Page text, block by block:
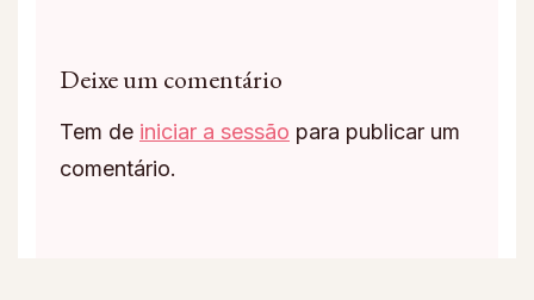
Deixe um comentário
Tem de iniciar a sessão para publicar um
comentário.